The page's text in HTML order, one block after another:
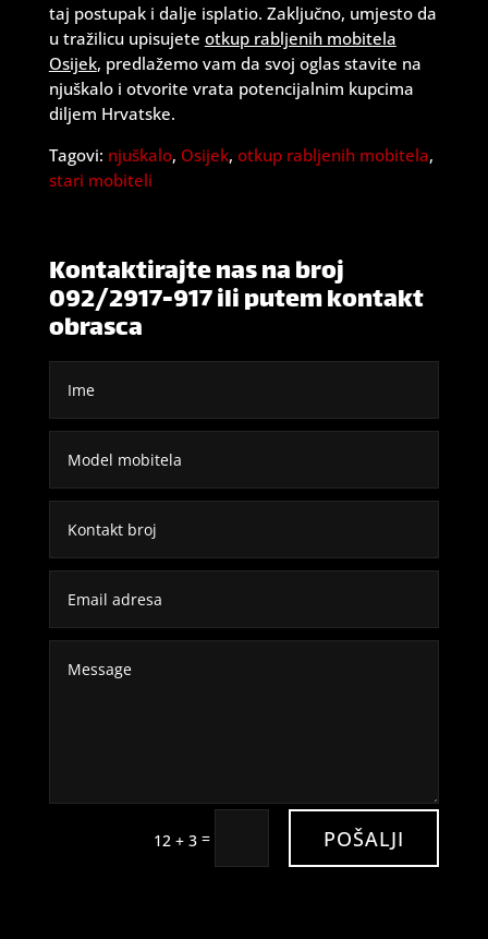
taj postupak i dalje isplatio. Zaključno, umjesto da
u tražilicu upisujete otkup rabljenih mobitela
Osijek, predlažemo vam da svoj oglas stavite na
njuškalo i otvorite vrata potencijalnim kupcima
diljem Hrvatske.
Tagovi: njuškalo, Osijek, otkup rabljenih mobitela,
stari mobiteli
Kontaktirajte nas na broj
092/2917-917 ili putem kontakt
obrasca
12 + 3 = POŠALJI